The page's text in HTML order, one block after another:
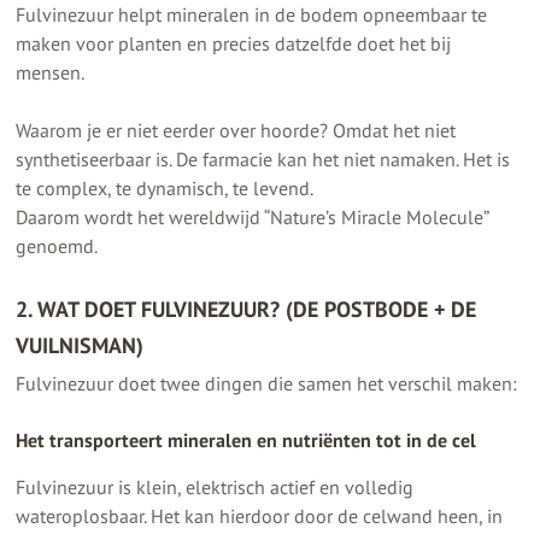
Fulvinezuur helpt mineralen in de bodem opneembaar te
maken voor planten en precies datzelfde doet het bij
mensen.
Waarom je er niet eerder over hoorde? Omdat het niet
synthetiseerbaar is. De farmacie kan het niet namaken. Het is
te complex, te dynamisch, te levend.
Daarom wordt het wereldwijd “Nature’s Miracle Molecule”
genoemd.
2. WAT DOET FULVINEZUUR? (DE POSTBODE + DE
VUILNISMAN)
Fulvinezuur doet twee dingen die samen het verschil maken:
Het transporteert mineralen en nutriënten tot in de cel
Fulvinezuur is klein, elektrisch actief en volledig
wateroplosbaar. Het kan hierdoor door de celwand heen, in